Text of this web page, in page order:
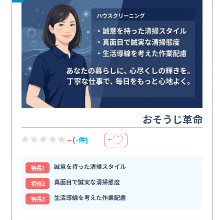
おそうじ革命
- (-件) ＋
特⻑1
誠意を持った清掃スタイル
特⻑2
真面目で誠実な清掃態度
特⻑3
生活導線を考えた作業配慮